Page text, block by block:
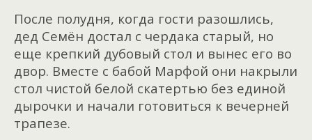
После полудня, когда гости разошлись,
дед Семён достал с чердака старый, но
еще крепкий дубовый стол и вынес его во
двор. Вместе с бабой Марфой они накрыли
стол чистой белой скатертью без единой
дырочки и начали готовиться к вечерней
трапезе.